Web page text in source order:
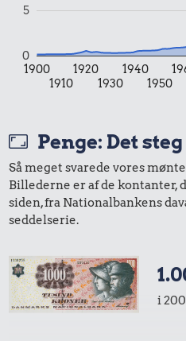
Samlet
datidskroner er på baggrund
Danmarks
1900
1910
1920
1930
1940
1950
0
5
Penge: Det
Så meget svarede vores
Billederne er af de kontanter,
siden, fra Nationalbankens
seddelserie.
i